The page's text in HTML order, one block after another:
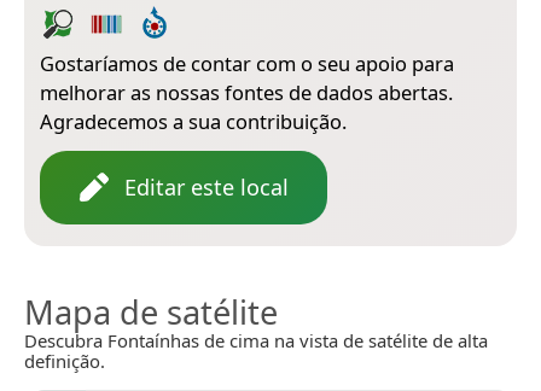
Gostaríamos de contar com o seu apoio para
melhorar as nossas fontes de dados abertas.
Agradecemos a sua contribuição.
Editar este local
Mapa de satélite
Descubra Fontaínhas de cima na vista de satélite de alta
definição.